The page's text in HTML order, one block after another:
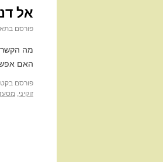
אל דנטה –
פורסם
מה הקשר
האם
פורסם
זוקיני,